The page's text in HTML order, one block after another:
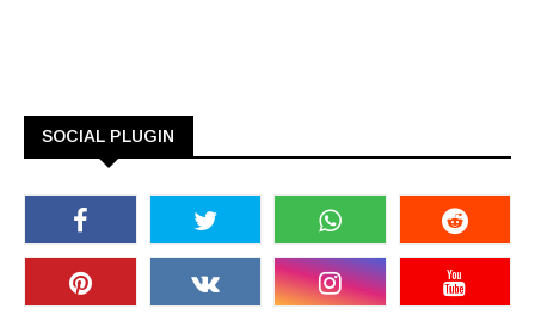
SOCIAL PLUGIN